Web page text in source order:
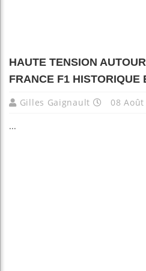
HAUTE TENSION
FRANCE F1 HISTORIQUE
Gilles Gaignault 08 Août
...